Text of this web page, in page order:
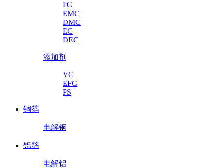
PC
EMC
DMC
EC
DEC
添加剂
VC
EFC
PS
铜箔
电解铜
铝箔
电解铝